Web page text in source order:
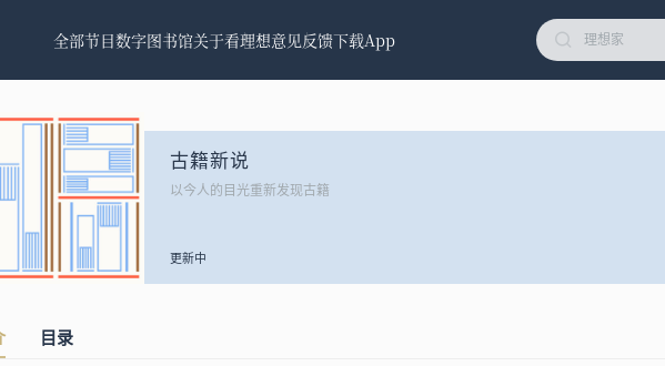
全部节目数字图书馆关于看理想意见反馈下载App
古籍新说
以今人的目光重新发现古籍
更新中
目录